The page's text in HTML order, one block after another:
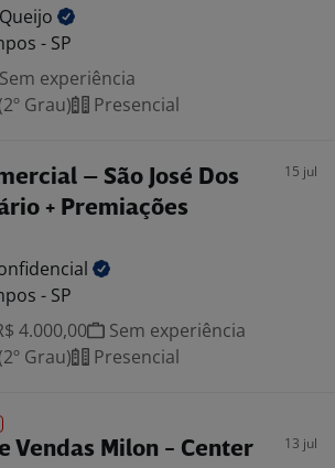
Queijo
- SP
Sem experiência
Grau)
Presencial
– São José Dos
+ Premiações
15 jul
- SP
4.000,00
Sem experiência
Grau)
Presencial
Vendas Milon - Center
13 jul